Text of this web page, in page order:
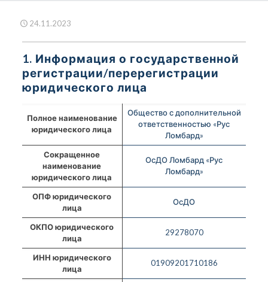
24.11.2023
1. Информация о государственной
регистрации/перерегистрации
юридического лица
Полное наименование
юридического лица
Общество с дополнительной
ответственностью «Рус
Ломбард»
Сокращенное
наименование
юридического лица
ОсДО Ломбард «Рус
Ломбард»
ОПФ юридического
лица
ОсДО
ОКПО юридического
лица
29278070
ИНН юридического
лица
01909201710186